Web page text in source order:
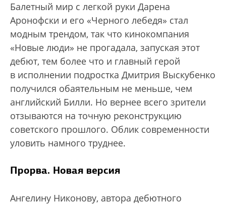
Балетный мир с легкой руки Дарена
Аронофски и его «Черного лебедя» стал
модным трендом, так что кинокомпания
«Новые люди» не прогадала, запуская этот
дебют, тем более что и главный герой
в исполнении подростка Дмитрия Выскубенко
получился обаятельным не меньше, чем
английский Билли. Но вернее всего зрители
отзываются на точную реконструкцию
советского прошлого. Облик современности
уловить намного труднее.
Прорва. Новая версия
Ангелину Никонову, автора дебютного